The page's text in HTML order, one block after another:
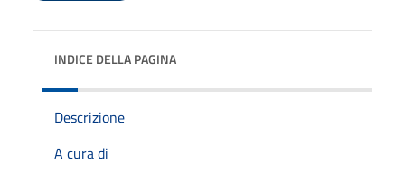
INDICE DELLA PAGINA
Descrizione
A cura di